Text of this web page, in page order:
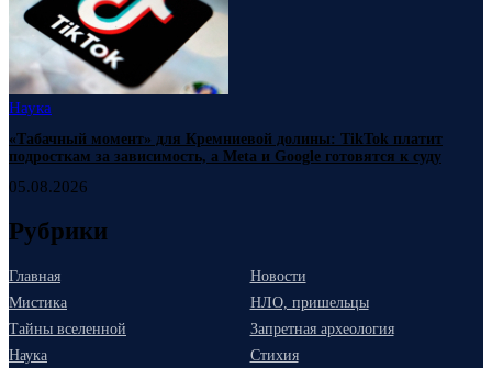
Наука
«Табачный момент» для Кремниевой долины: TikTok платит
подросткам за зависимость, а Meta и Google готовятся к суду
05.08.2026
Рубрики
Главная
Новости
Мистика
НЛО, пришельцы
Тайны вселенной
Запретная археология
Наука
Стихия